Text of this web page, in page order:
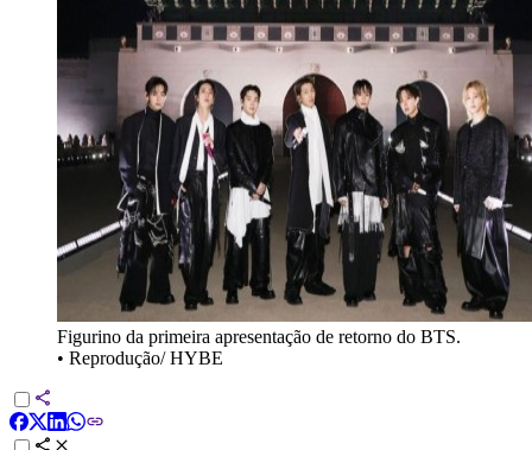
Figurino da primeira apresentação de retorno do BTS.
• Reprodução/ HYBE